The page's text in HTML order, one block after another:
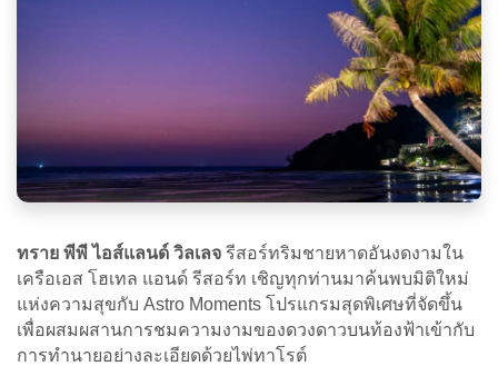
ทราย พีพี ไอส์แลนด์ วิลเลจ รีสอร์ทริมชายหาดอันงดงามใน
เครือเอส โฮเทล แอนด์ รีสอร์ท เชิญทุกท่านมาค้นพบมิติใหม่
แห่งความสุขกับ Astro Moments โปรแกรมสุดพิเศษที่จัดขึ้น
เพื่อผสมผสานการชมความงามของดวงดาวบนท้องฟ้าเข้ากับ
การทำนายอย่างละเอียดด้วยไพ่ทาโรต์